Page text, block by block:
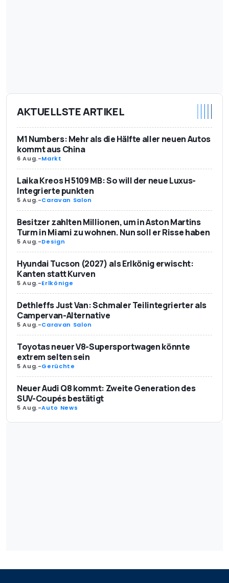
AKTUELLSTE ARTIKEL
M1 Numbers: Mehr als die Hälfte aller neuen Autos
kommt aus China
6 Aug.-Markt
Laika Kreos H 5109 MB: So will der neue Luxus-
Integrierte punkten
5 Aug.-Caravan Salon
Besitzer zahlten Millionen, um in Aston Martins
Turm in Miami zu wohnen. Nun soll er Risse haben
5 Aug.-Design
Hyundai Tucson (2027) als Erlkönig erwischt:
Kanten statt Kurven
5 Aug.-Erlkönige
Dethleffs Just Van: Schmaler Teilintegrierter als
Campervan-Alternative
5 Aug.-Caravan Salon
Toyotas neuer V8-Supersportwagen könnte
extrem selten sein
5 Aug.-Gerüchte
Neuer Audi Q8 kommt: Zweite Generation des
SUV-Coupés bestätigt
5 Aug.-Auto News